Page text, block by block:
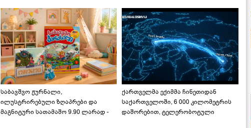
საბავშვო ჟურნალი,
ილუსტრირებული ზღაპრები და
მაგნიტური სათამაშო 9.90 ლარად -
ქართველმა ექიმმა ჩინეთიდან
საქართველოში, 6 000 კილომეტრის
დაშორებით, ტელერობოტული